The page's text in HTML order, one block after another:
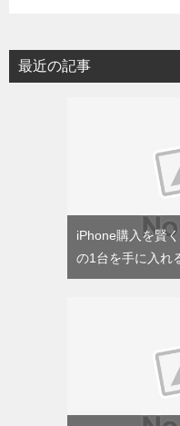
リ
ー
最近の記事
iPhone購入を賢
の1台を手に入れ